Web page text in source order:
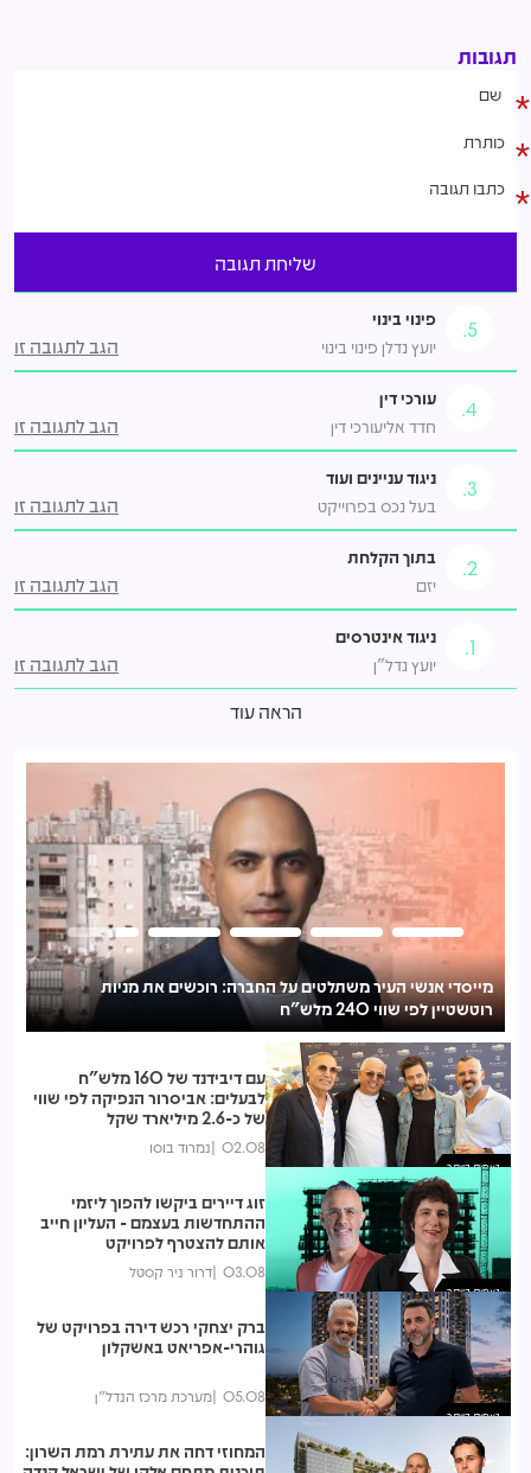
תגובות
5.
פינוי בינוי
יועץ נדלן פינוי בינוי
הגב לתגובה זו
4.
עורכי דין
חדד אליעורכי דין
הגב לתגובה זו
3.
ניגוד עניינים ועוד
בעל נכס בפרוייקט
הגב לתגובה זו
2.
בתוך הקלחת
יזם
הגב לתגובה זו
1.
ניגוד אינטרסים
יועץ נדל״ן
הגב לתגובה זו
הראה עוד
אמפא רכשה את סרוגו חברה לבנייה תמורת 160 מיליון ש"ח
מייסדי אנשי העיר משתלטים על החברה: רוכשים את מניות
רוטשטיין לפי שווי 240 מלש"ח
נצפות ביותר
עם דיבידנד של 160 מלש"ח
לבעלים: אביסרור הנפיקה לפי שווי
של כ-2.6 מיליארד שקל
02.08 נמרוד בוסו
נצפות ביותר
זוג דיירים ביקשו להפוך ליזמי
ההתחדשות בעצמם - העליון חייב
אותם להצטרף לפרויקט
03.08 דרור ניר קסטל
נצפות ביותר
ברק יצחקי רכש דירה בפרויקט של
גוהרי-אפריאט באשקלון
05.08 מערכת מרכז הנדל"ן
המחוזי דחה את עתירת רמת השרון: